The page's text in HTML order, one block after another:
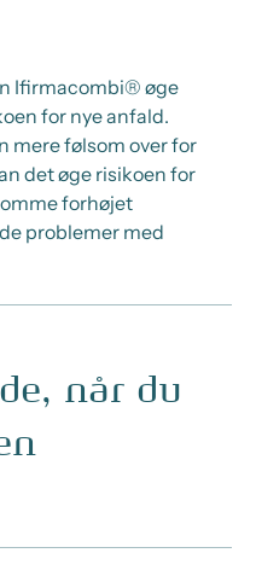
Ifirmacombi® øge
for nye anfald.
mere følsom over for
det øge risikoen for
forhøjet
problemer med
når du